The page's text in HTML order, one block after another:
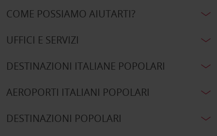
COME POSSIAMO AIUTARTI?
UFFICI E SERVIZI
DESTINAZIONI ITALIANE POPOLARI
AEROPORTI ITALIANI POPOLARI
DESTINAZIONI POPOLARI